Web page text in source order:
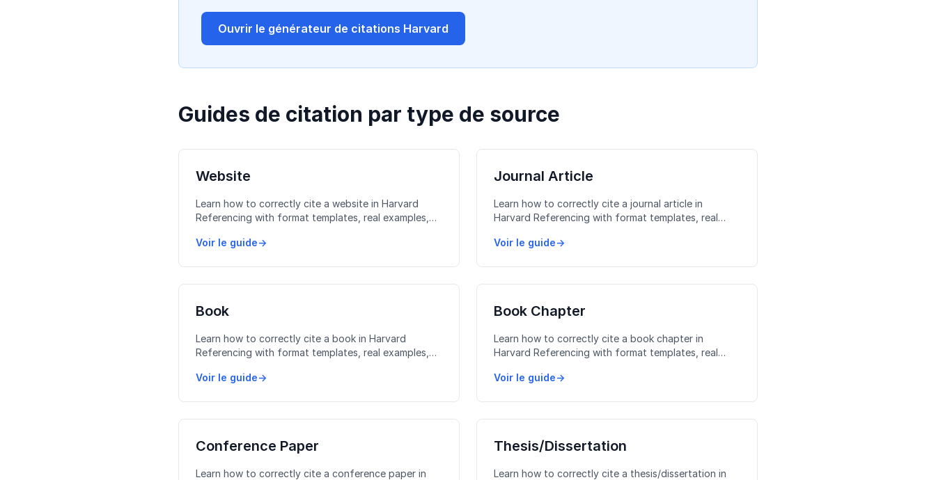
Ouvrir le générateur de citations Harvard
Guides de citation par type de source
Website
Learn how to correctly cite a website in Harvard
Referencing with format templates, real examples,
Voir le guide→
Journal Article
Learn how to correctly cite a journal article in
Harvard Referencing with format templates, real
Voir le guide→
Book
Learn how to correctly cite a book in Harvard
Referencing with format templates, real examples,
Voir le guide→
Book Chapter
Learn how to correctly cite a book chapter in
Harvard Referencing with format templates, real
Voir le guide→
Conference Paper
Learn how to correctly cite a conference paper in
Thesis/Dissertation
Learn how to correctly cite a thesis/dissertation in